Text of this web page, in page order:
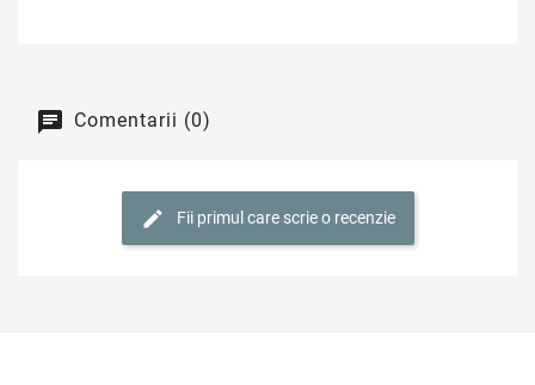
Comentarii (0)
Fii primul care scrie o recenzie